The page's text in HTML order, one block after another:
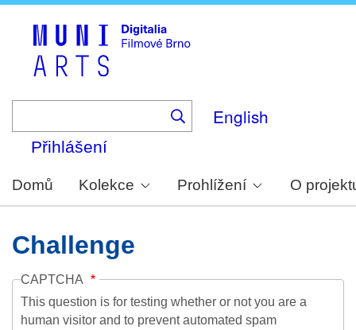
English
Přihlášení
Domů Kolekce Prohlížení O
Challenge
CAPTCHA
This question is for testing whether or not you are a
human visitor and to prevent automated spam